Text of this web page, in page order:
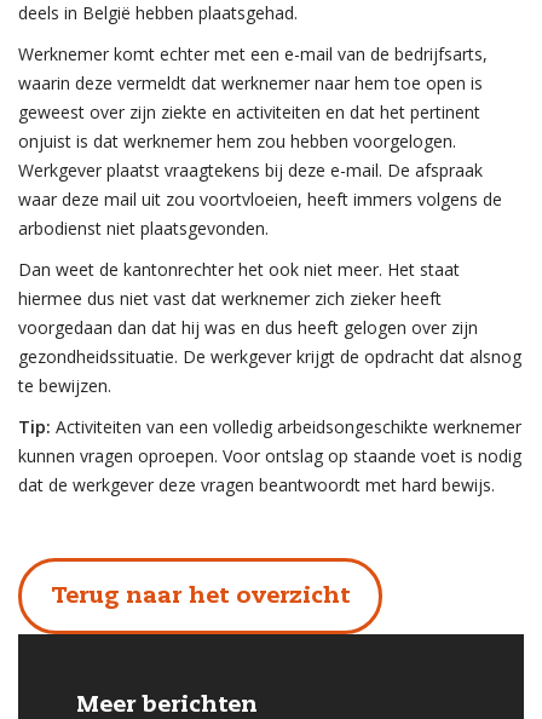
deels in België hebben plaatsgehad.
Werknemer komt echter met een e-mail van de bedrijfsarts,
waarin deze vermeldt dat werknemer naar hem toe open is
geweest over zijn ziekte en activiteiten en dat het pertinent
onjuist is dat werknemer hem zou hebben voorgelogen.
Werkgever plaatst vraagtekens bij deze e-mail. De afspraak
waar deze mail uit zou voortvloeien, heeft immers volgens de
arbodienst niet plaatsgevonden.
Dan weet de kantonrechter het ook niet meer. Het staat
hiermee dus niet vast dat werknemer zich zieker heeft
voorgedaan dan dat hij was en dus heeft gelogen over zijn
gezondheidssituatie. De werkgever krijgt de opdracht dat alsnog
te bewijzen.
Tip: Activiteiten van een volledig arbeidsongeschikte werknemer
kunnen vragen oproepen. Voor ontslag op staande voet is nodig
dat de werkgever deze vragen beantwoordt met hard bewijs.
Terug naar het overzicht
Meer berichten